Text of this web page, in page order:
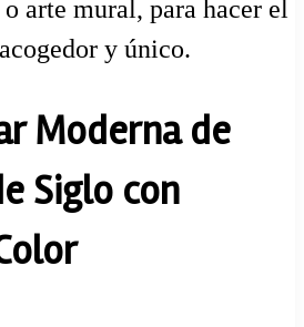
arte mural, para hacer el
y único.
Moderna de
Siglo con